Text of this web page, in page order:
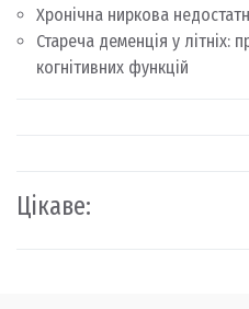
Хронічна ниркова
Стареча деменція у літніх:
когнітивних функцій
Цікаве: